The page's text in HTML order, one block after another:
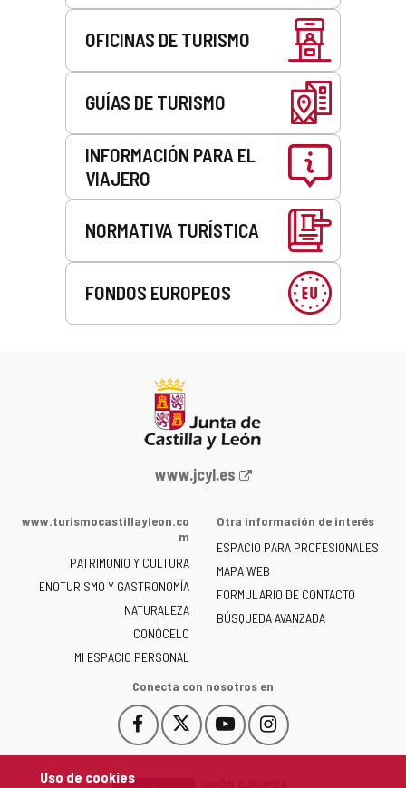
Uso de cookies
OFICINAS DE TURISMO
GUÍAS DE TURISMO
INFORMACIÓN PARA EL
VIAJERO
NORMATIVA TURÍSTICA
FONDOS EUROPEOS
Portal
la
de
Castilla
y
León
-
www.jcyl.es
www.turismocastillayleon.co
m
PATRIMONIO Y CULTURA
ENOTURISMO Y GASTRONOMÍA
NATURALEZA
CONÓCELO
MI ESPACIO PERSONAL
Otra información de interés
ESPACIO PARA PROFESIONALES
MAPA WEB
FORMULARIO DE CONTACTO
BÚSQUEDA AVANZADA
Conecta con nosotros en
Facebook
Este
enlace
Este
enlace
YouTube
Este
enlace
Instagram
Este
enlace